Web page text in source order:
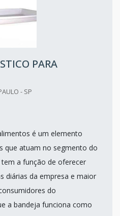
PARA
- SP
é um elemento
que atuam no segmento do
a função de oferecer
diárias da empresa e maior
do
a bandeja funciona como